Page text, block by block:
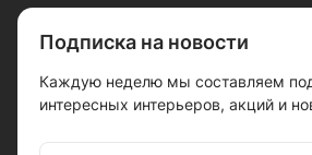
Подписка на новости
Каждую неделю мы составляем
интересных интерьеров, акций и